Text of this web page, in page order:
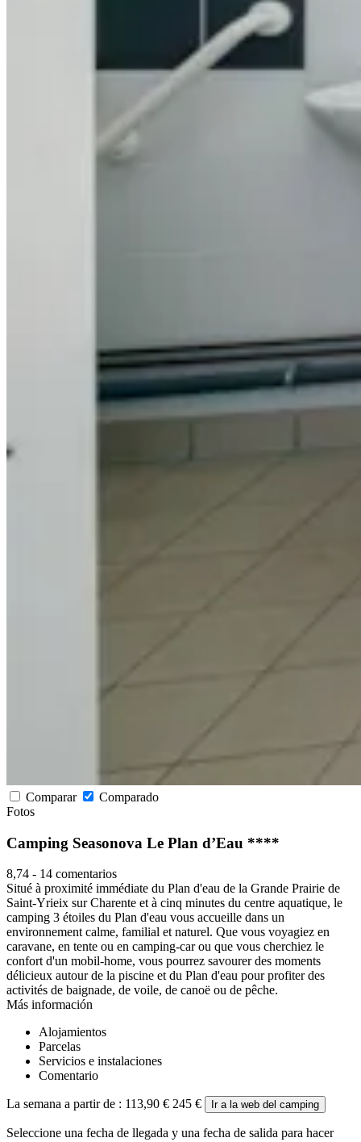
Comparar
Comparado
Fotos
Camping Seasonova Le Plan d’Eau ****
8,74 - 14 comentarios
Situé à proximité immédiate du Plan d'eau de la Grande Prairie de
Saint-Yrieix sur Charente et à cinq minutes du centre aquatique, le
camping 3 étoiles du Plan d'eau vous accueille dans un
environnement calme, familial et naturel. Que vous voyagiez en
caravane, en tente ou en camping-car ou que vous cherchiez le
confort d'un mobil-home, vous pourrez savourer des moments
délicieux autour de la piscine et du Plan d'eau pour profiter des
activités de baignade, de voile, de canoë ou de pêche.
Más información
Alojamientos
Parcelas
Servicios e instalaciones
Comentario
La semana a partir de : 113,90 € 245 € Ir a la web del camping
Seleccione una fecha de llegada y una fecha de salida para hacer